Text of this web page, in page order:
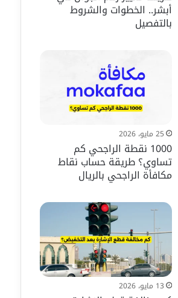
أبشر.. الخطوات والشروط
بالتفصيل
25 مايو، 2026
1000 نقطة الراجحي كم
تساوي؟ طريقة حساب نقاط
مكافأة الراجحي بالريال
13 مايو، 2026